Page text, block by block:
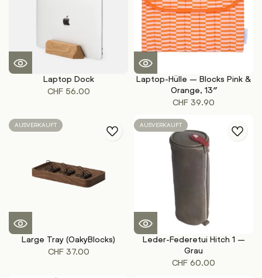
Laptop Dock
CHF56.00
Laptop-Hülle – Blocks Pink &
Orange, 13″
CHF 39.90
AUSVERKAUFT
Large Tray (OakyBlocks)
CHF37.00
AUSVERKAUFT
Leder-Federetui Hitch 1 –
Grau
CHF 60.00